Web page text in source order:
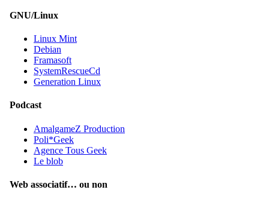
GNU/Linux
Linux Mint
Debian
Framasoft
SystemRescueCd
Generation Linux
Podcast
AmalgameZ Production
Poli*Geek
Agence Tous Geek
Le blob
Web associatif… ou non